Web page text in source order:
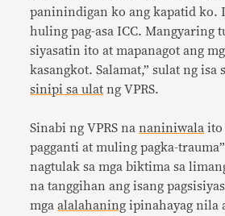
paninindigan ko ang kapatid ko.
huling pag-asa ICC. Mangyaring
siyasatin ito at mapanagot ang
kasangkot. Salamat,” sulat ng isa
sinipi sa ulat ng VPRS.
Sinabi ng VPRS nananiniwala ito
pagganti at muling pagka-
nagtulak sa mga biktima sa
na tanggihan ang isang
mgaalalahaning ipinahayag nila